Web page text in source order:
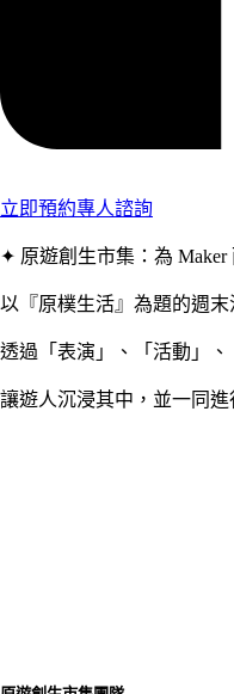
立即預約專人諮詢
✦ 原遊創生市集：為
以『原樸生活』為題的週末
透過「表演」、「活動」、
讓遊人沉浸其中，並一同進